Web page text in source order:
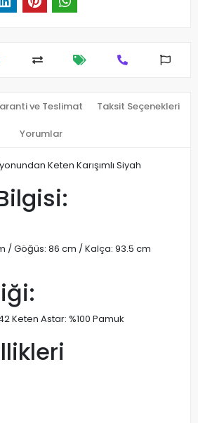
ve Teslimat Taksit Seçenekleri
Yorumlar
Keten Karışımlı Siyah
/ Göğüs: 86 cm / Kalça: 93.5 cm
Keten Astar: %100 Pamuk